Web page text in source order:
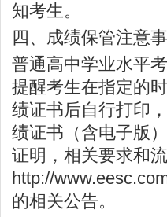
知考生。
四、成绩保管注意
普通高中学业水平
提醒考生在指定的
绩证书后自行打印
绩证书（含电子版
证明，相关要求和
http://
的相关公告。